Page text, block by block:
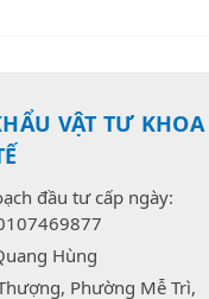
VẬT TƯ KHOA
đầu tư cấp ngày:
Hùng
Phường Mễ Trì,